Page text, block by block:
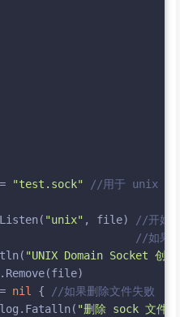
= "test.sock"
//用于 unix
"unix" , file)
//开始
//如果
"UNIX Domain Socket 创
nil {
//如果删除文件失败 ，
"删除 sock 文件